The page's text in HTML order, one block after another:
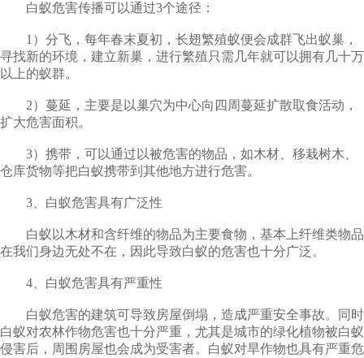
白蚁危害传播可以通过3个途径：
1）分飞，每年春末夏初，长翅繁殖蚁便会成群飞出蚁巢，
寻找新的环境，建立新巢，进行繁殖只需几年就可以拥有几十万
以上的蚁群。
2）蔓延，主要是以巢穴为中心向四周蔓延扩散取食活动，
扩大危害面积。
3）携带，可以通过以被危害的物品，如木材、移栽树木、
仓库货物等把白蚁携带到其他地方进行危害。
3、白蚁危害具有广泛性
白蚁以木材和含纤维的物品为主要食物，基本上纤维类物品
在我们身边无处不在，因此导致白蚁的危害也十分广泛。
4、白蚁危害具有严重性
白蚁危害的建筑可导致房屋倒塌，造成严重安全事故。同时
白蚁对农林作物危害也十分严重，尤其是城市的绿化植物被白蚁
侵害后，周围房屋也会成为受害者。白蚁对旱作物也具有严重危